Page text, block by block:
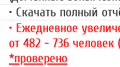
• Скачать полный
• Ежедневное
от 482 - 736 человек
*проверено